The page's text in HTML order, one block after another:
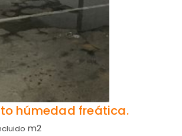
húmedad freática.
m2